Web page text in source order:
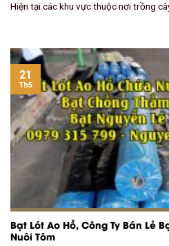
Hiện tại các khu vực thuộc nơi trồng
Bạt Lót Ao Hồ, Công Ty Bán Lẻ
Nuôi Tôm
21
Th5